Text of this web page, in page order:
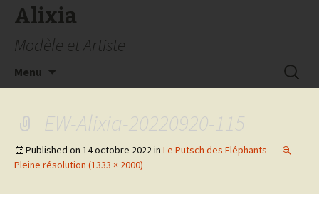
Alixia
Modèle et Artiste
Menu
EW-Alixia-20220920-115
Published on 14 octobre 2022in Le Putsch des Eléphants
Pleine résolution (1333 × 2000)